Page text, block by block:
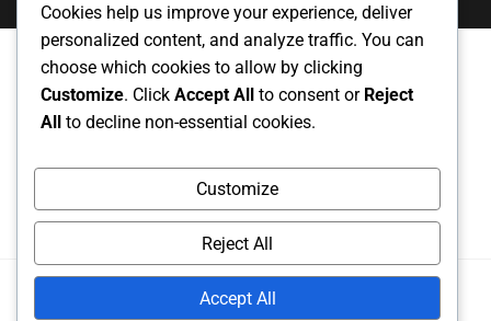
Yksityisyytesi Ota yhteys Evästeet ja seuranta
2025. All rights reserved.
Cookies help us improve your experience, deliver
personalized content, and analyze traffic. You can
choose which cookies to allow by clicking
Customize. Click Accept All to consent or Reject
All to decline non-essential cookies.
Customize
Reject All
Accept All